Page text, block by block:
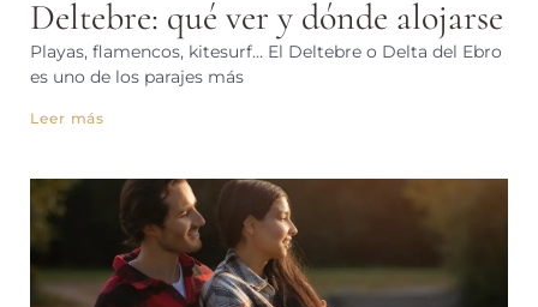
Deltebre: qué ver y dónde alojarse
Playas, flamencos, kitesurf… El Deltebre o Delta del Ebro
es uno de los parajes más
Leer más